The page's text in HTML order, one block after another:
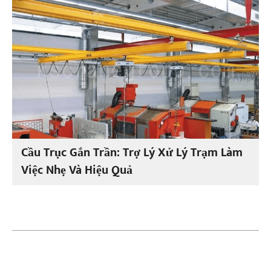
Cầu Trục Gắn Trần: Trợ Lý Xử Lý Trạm Làm
Việc Nhẹ Và Hiệu Quả